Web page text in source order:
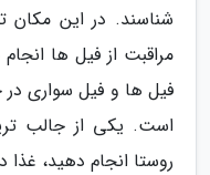
شناسند. در این مکان
مراقبت از فیل ها
فیل ها و فیل سواری در
است. یکی از جالب
روستا انجام دهید،